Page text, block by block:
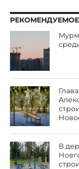
РЕКОМЕНДУЕМОЕ
В